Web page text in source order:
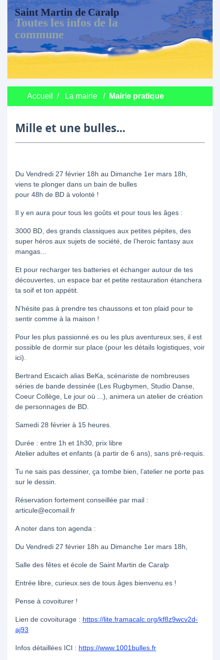
Saint Martin de Caralp
Toutes les infos de la
commune
Accueil / La mairie / Mairie pratique
Mille et une bulles...
Du Vendredi 27 février 18h au Dimanche 1er mars 18h,
viens te plonger dans un bain de bulles
pour 48h de BD à volonté !
Il y en aura pour tous les goûts et pour tous les âges :
3000 BD, des grands classiques aux petites pépites, des
super héros aux sujets de société, de l’heroic fantasy aux
mangas...
Et pour recharger tes batteries et échanger autour de tes
découvertes, un espace bar et petite restauration étanchera
ta soif et ton appétit.
N’hésite pas à prendre tes chaussons et ton plaid pour te
sentir comme à la maison !
Pour les plus passionné.es ou les plus aventureux.ses, il est
possible de dormir sur place (pour les détails logistiques, voir
ici).
Bertrand Escaich alias BeKa, scénariste de nombreuses
séries de bande dessinée (Les Rugbymen, Studio Danse,
Coeur Collège, Le jour où ...), animera un atelier de création
de personnages de BD.
Samedi 28 février à 15 heures.
Durée : entre 1h et 1h30, prix libre
Atelier adultes et enfants (à partir de 6 ans), sans pré-requis.
Tu ne sais pas dessiner, ça tombe bien, l’atelier ne porte pas
sur le dessin.
Réservation fortement conseillée par mail :
articule@ecomail.fr
A noter dans ton agenda :
Du Vendredi 27 février 18h au Dimanche 1er mars 18h,
Salle des fêtes et école de Saint Martin de Caralp
Entrée libre, curieux.ses de tous âges bienvenu.es !
Pense à covoiturer !
Lien de covoiturage : https://lite.framacalc.org/kf8z9wcv2d-
aj93
Infos détaillées ICI : https://www.1001bulles.fr